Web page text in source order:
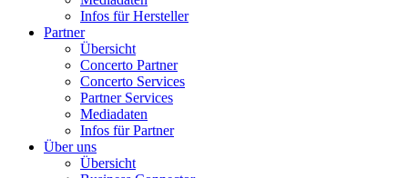
Infos für Hersteller
Partner
Übersicht
Concerto Partner
Concerto Services
Partner Services
Mediadaten
Infos für Partner
Über uns
Übersicht